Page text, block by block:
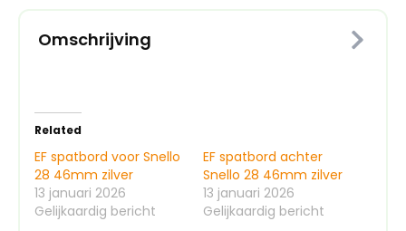
Omschrijving
Related
EF spatbord voor Snello
28 46mm zilver
13 januari 2026
Gelijkaardig bericht
EF spatbord achter
Snello 28 46mm zilver
13 januari 2026
Gelijkaardig bericht